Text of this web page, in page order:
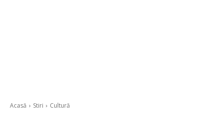
Acasă Stiri Cultură